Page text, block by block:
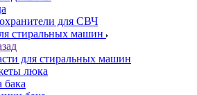
для СВЧ
стиральных машин
для стиральных машин
люка
бака